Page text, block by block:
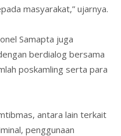
masyarakat,” ujarnya.
Samapta juga
berdialog bersama
poskamling serta para
antara lain terkait
penggunaan